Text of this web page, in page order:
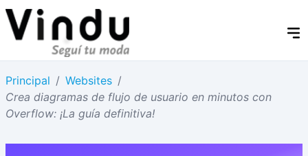
Principal / Websites /
Crea diagramas de flujo de usuario en minutos con
Overflow: ¡La guía definitiva!